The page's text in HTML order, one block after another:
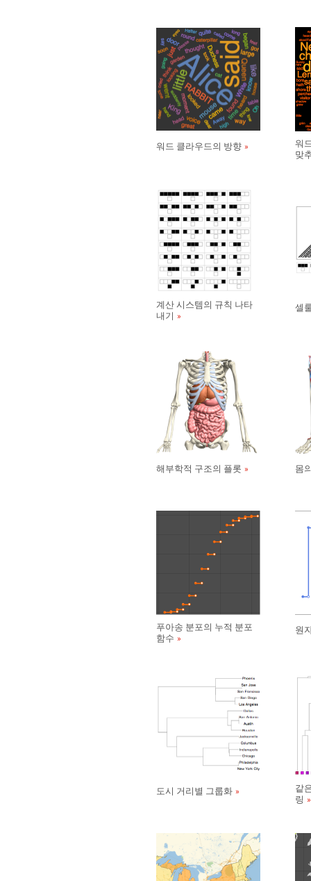
워드 클라우드의 방향
워
맞
계산 시스템의 규칙 나타
내기
셀
해부학적 구조의 플롯 몸
푸아송 분포의 누적 분포
함수
원
도시 거리별 그룹화
같
링